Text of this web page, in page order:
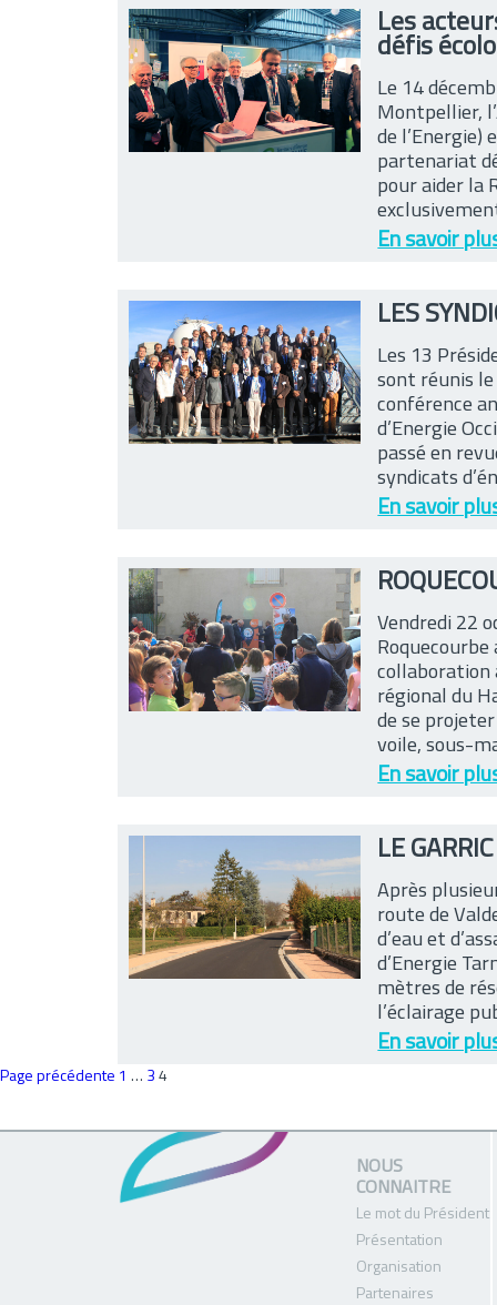
Les
défis
Le 14
Montpellier,
de l’Energie)
partenariat
pour aider la
En savoir
LES
Les 13
sont réunis
conférence
d’Energie
passé en
syndicats
En savoir
Vendredi 22
collaboration
régional du
de se
voile, sous-
En savoir
LE
Après
route de
d’eau et
d’Energie
mètres de
l’éclairage
En savoir
Pagination
des
Page précédente Page
1 … Page
3Page
4
NOUS
CONNAITRE
Le mot du Président
Présentation
Organisation
Partenaires